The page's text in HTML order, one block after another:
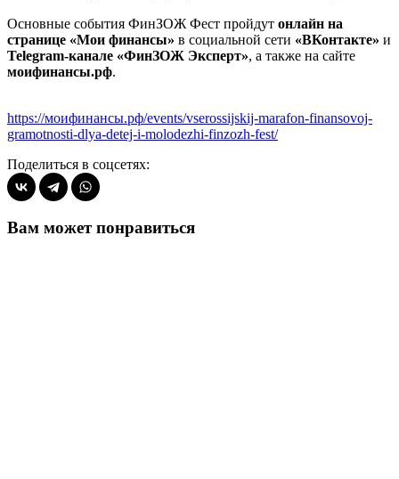
Основные события ФинЗОЖ Фест пройдут онлайн на
странице «Мои финансы» в социальной сети «ВКонтакте» и
Telegram-канале «ФинЗОЖ Эксперт», а также на сайте
моифинансы.рф.
https://моифинансы.рф/events/vserossijskij-marafon-finansovoj-
gramotnosti-dlya-detej-i-molodezhi-finzozh-fest/
Поделиться в соцсетях:
Вам может понравиться